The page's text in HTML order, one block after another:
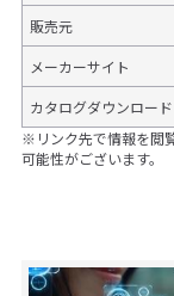
販売元
メーカーサイト
カタログダウンロード
※リンク先で情報を閲
可能性がございます。